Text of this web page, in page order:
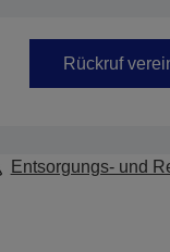
Rückruf
Entsorgungs- und